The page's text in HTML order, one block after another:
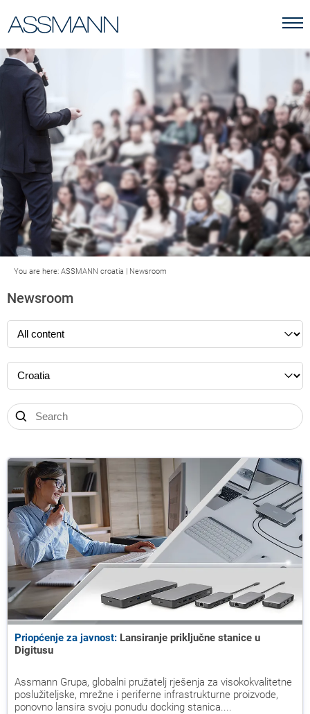
You are here: ASSMANN croatia | Newsroom
Newsroom
Priopćenje za javnost: Lansiranje priključne stanice u
Digitusu
Assmann Grupa, globalni pružatelj rješenja za visokokvalitetne
poslužiteljske, mrežne i periferne infrastrukturne proizvode,
ponovno lansira svoju ponudu docking stanica....